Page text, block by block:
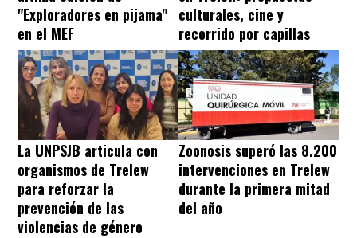
"Exploradores en pijama"
en el MEF
culturales, cine y
recorrido por capillas
La UNPSJB articula con
organismos de Trelew
para reforzar la
prevención de las
violencias de género
Zoonosis superó las 8.200
intervenciones en Trelew
durante la primera mitad
del año